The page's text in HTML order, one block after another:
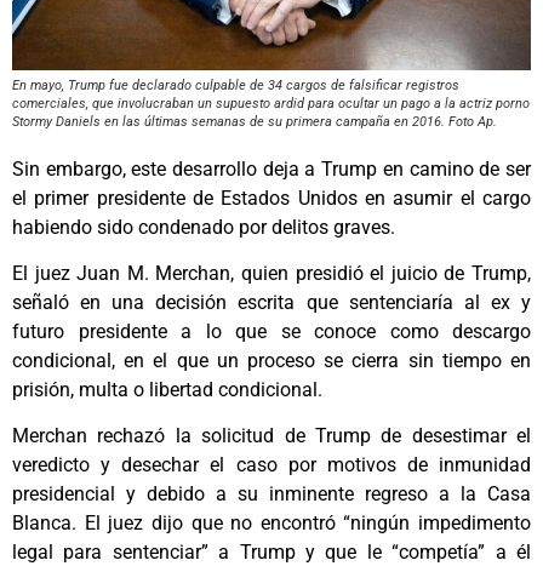
En mayo, Trump fue declarado culpable de 34 cargos de falsificar registros
comerciales, que involucraban un supuesto ardid para ocultar un pago a la actriz porno
Stormy Daniels en las últimas semanas de su primera campaña en 2016. Foto Ap.
Sin embargo, este desarrollo deja a Trump en camino de ser
el primer presidente de Estados Unidos en asumir el cargo
habiendo sido condenado por delitos graves.
El juez Juan M. Merchan, quien presidió el juicio de Trump,
señaló en una decisión escrita que sentenciaría al ex y
futuro presidente a lo que se conoce como descargo
condicional, en el que un proceso se cierra sin tiempo en
prisión, multa o libertad condicional.
Merchan rechazó la solicitud de Trump de desestimar el
veredicto y desechar el caso por motivos de inmunidad
presidencial y debido a su inminente regreso a la Casa
Blanca. El juez dijo que no encontró “ningún impedimento
legal para sentenciar” a Trump y que le “competía” a él